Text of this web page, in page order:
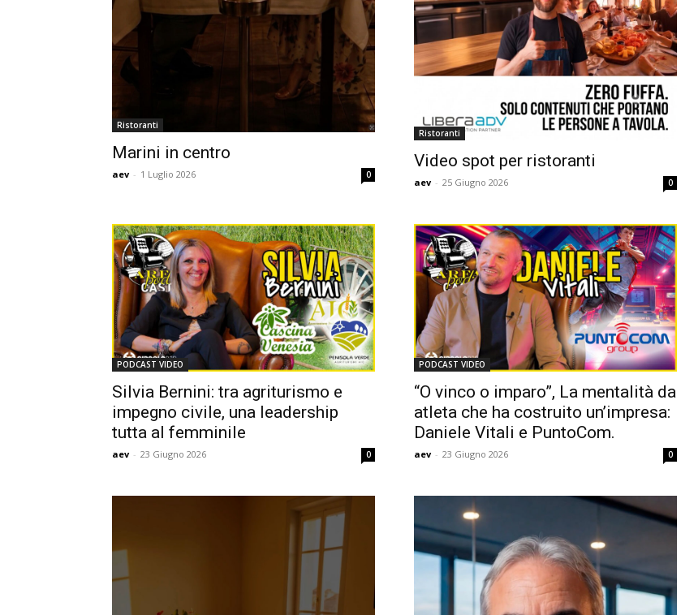
Ristoranti
Marini in centro
aev - 1 Luglio 2026 0
Ristoranti
Video spot per ristoranti
aev - 25 Giugno 2026 0
PODCAST VIDEO
Silvia Bernini: tra agriturismo e
impegno civile, una leadership
tutta al femminile
aev - 23 Giugno 2026 0
PODCAST VIDEO
“O vinco o imparo”, La mentalità da
atleta che ha costruito un’impresa:
Daniele Vitali e PuntoCom.
aev - 23 Giugno 2026 0